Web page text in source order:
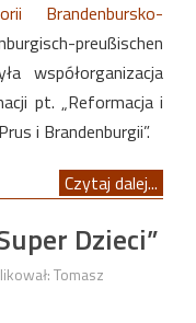
Brandenbursko-
preußischen
współorganizacja
pt. „Reformacja i
i Brandenburgii”.
Czytaj dalej...
Dzieci”
Tomasz